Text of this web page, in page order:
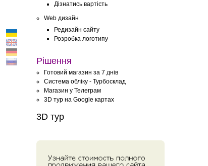
Дізнатись вартість
Web дизайн
Редизайн сайту
Розробка логотипу
Рішення
Готовий магазин за 7 днів
Система обліку - Турбосклад
Магазин у Телеграм
3D тур на Google картах
3D тур